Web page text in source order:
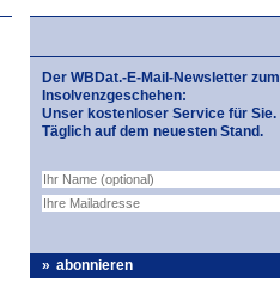
Der WBDat.-E-Mail-Newsletter zum
Insolvenzgeschehen:
Unser kostenloser Service für Sie.
Täglich auf dem neuesten Stand.
abonnieren